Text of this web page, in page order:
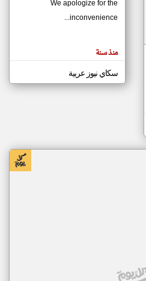
مصادر الأخبار من موريتانيا
اخبار موريتانيا على مدار الساعة
أهم اخبار موريتانيا العاجلة والمباشرة
We apologize for the
inconvenience...
منذ سنة
سكاي نيوز عربية
klyoum.com